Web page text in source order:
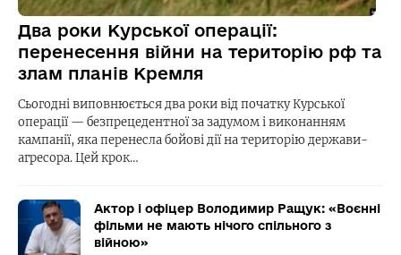
Два роки Курської операції:
перенесення війни на територію рф та
злам планів Кремля
Сьогодні виповнюється два роки від початку Курської
операції — безпрецедентної за задумом і виконанням
кампанії, яка перенесла бойові дії на територію держави-
агресора. Цей крок…
Актор і офіцер Володимир Ращук: «Воєнні
фільми не мають нічого спільного з
війною»